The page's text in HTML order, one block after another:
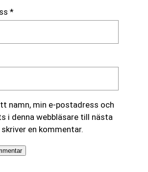
*
namn, min e-postadress och
i denna webbläsare till nästa
en kommentar.